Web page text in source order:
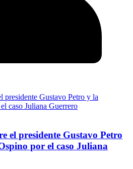
el presidente Gustavo Petro
por el caso Juliana